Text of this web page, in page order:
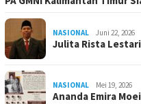
NASIONAL Juni 22, 2026
Julita Rista
NASIONAL Mei 19, 2026
Ananda Emira